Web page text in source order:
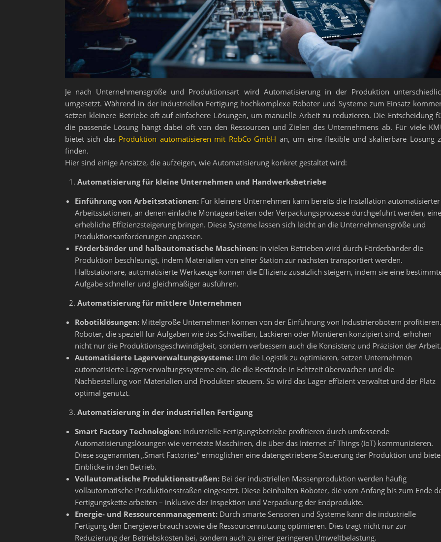
Je nach Unternehmensgröße und Produktionsart wird Automatisierung in der Produktion
umgesetzt. Während in der industriellen Fertigung hochkomplexe Roboter und Systeme zum Einsatz
setzen kleinere Betriebe oft auf einfachere Lösungen, um manuelle Arbeit zu reduzieren. Die Entscheidung
die passende Lösung hängt dabei oft von den Ressourcen und Zielen des Unternehmens ab. Für viele
bietet sich das Produktion automatisieren mit RobCo GmbH an, um eine flexible und skalierbare Lösung
finden.
Hier sind einige Ansätze, die aufzeigen, wie Automatisierung konkret gestaltet wird:
Automatisierung für kleine Unternehmen und Handwerksbetriebe
Einführung von Arbeitsstationen: Für kleinere Unternehmen kann bereits die Installation automatisierter
Arbeitsstationen, an denen einfache Montagearbeiten oder Verpackungsprozesse durchgeführt werden, eine
erhebliche Effizienzsteigerung bringen. Diese Systeme lassen sich leicht an die Unternehmensgröße und
Produktionsanforderungen anpassen.
Förderbänder und halbautomatische Maschinen: In vielen Betrieben wird durch Förderbänder die
Produktion beschleunigt, indem Materialien von einer Station zur nächsten transportiert werden.
Halbstationäre, automatisierte Werkzeuge können die Effizienz zusätzlich steigern, indem sie eine
Aufgabe schneller und gleichmäßiger ausführen.
Automatisierung für mittlere Unternehmen
Robotiklösungen: Mittelgroße Unternehmen können von der Einführung von Industrierobotern profitieren.
Roboter, die speziell für Aufgaben wie das Schweißen, Lackieren oder Montieren konzipiert sind, erhöhen
nicht nur die Produktionsgeschwindigkeit, sondern verbessern auch die Konsistenz und Präzision der Arbeit.
Automatisierte Lagerverwaltungssysteme: Um die Logistik zu optimieren, setzen Unternehmen
automatisierte Lagerverwaltungssysteme ein, die die Bestände in Echtzeit überwachen und die
Nachbestellung von Materialien und Produkten steuern. So wird das Lager effizient verwaltet und der Platz
optimal genutzt.
Automatisierung in der industriellen Fertigung
Smart Factory Technologien: Industrielle Fertigungsbetriebe profitieren durch umfassende
Automatisierungslösungen wie vernetzte Maschinen, die über das Internet of Things (IoT) kommunizieren.
Diese sogenannten „Smart Factories“ ermöglichen eine datengetriebene Steuerung der Produktion und
Einblicke in den Betrieb.
Vollautomatische Produktionsstraßen: Bei der industriellen Massenproduktion werden häufig
vollautomatische Produktionsstraßen eingesetzt. Diese beinhalten Roboter, die vom Anfang bis zum Ende
Fertigungskette arbeiten – inklusive der Inspektion und Verpackung der Endprodukte.
Energie- und Ressourcenmanagement: Durch smarte Sensoren und Systeme kann die industrielle
Fertigung den Energieverbrauch sowie die Ressourcennutzung optimieren. Dies trägt nicht nur zur
Reduzierung der Betriebskosten bei, sondern auch zu einer geringeren Umweltbelastung.